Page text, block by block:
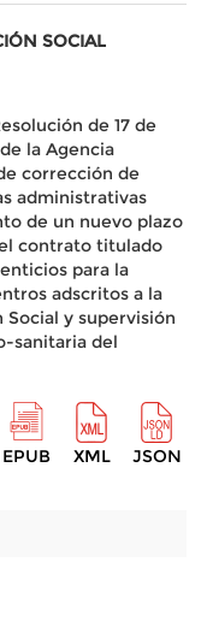
SOCIAL
de 17 de
la Agencia
corrección de
administrativas
de un nuevo plazo
contrato titulado
para la
adscritos a la
y supervisión
sanitaria del
EPUB XML JSON